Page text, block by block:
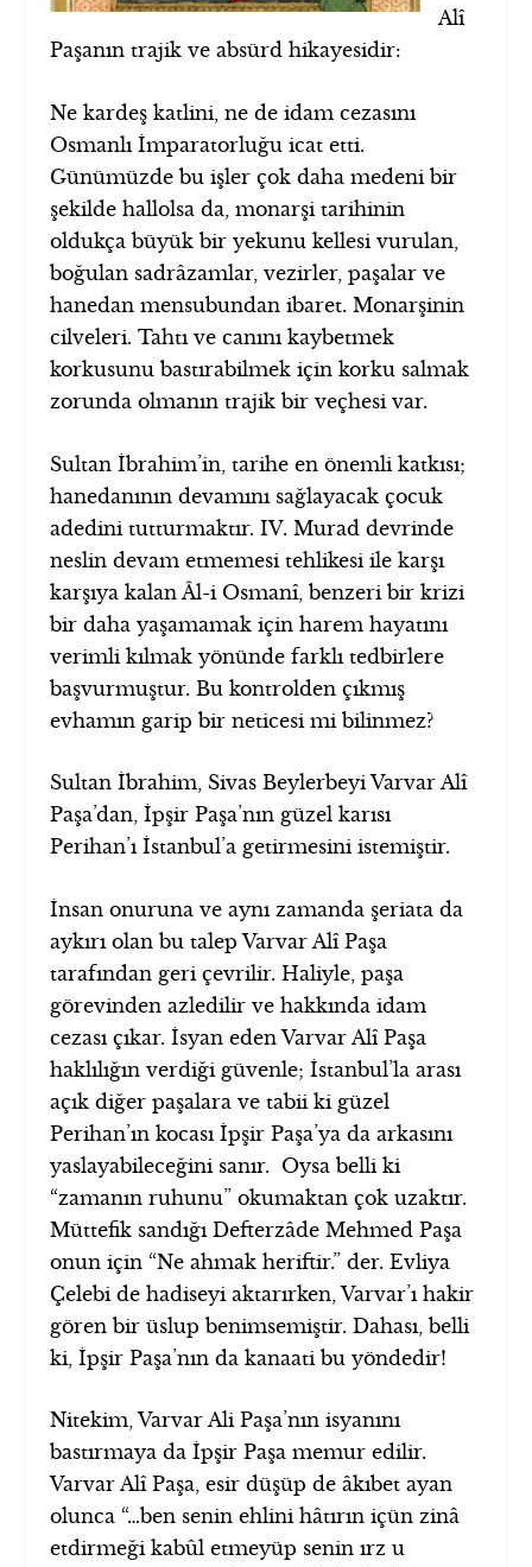
Alî
Paşanın trajik ve absürd hikayesidir:
Ne kardeş katlini, ne de idam cezasını
Osmanlı İmparatorluğu icat etti.
Günümüzde bu işler çok daha medeni bir
şekilde hallolsa da, monarşi tarihinin
oldukça büyük bir yekunu kellesi vurulan,
boğulan sadrâzamlar, vezirler, paşalar ve
hanedan mensubundan ibaret. Monarşinin
cilveleri. Tahtı ve canını kaybetmek
korkusunu bastırabilmek için korku salmak
zorunda olmanın trajik bir veçhesi var.
Sultan İbrahim’in, tarihe en önemli katkısı;
hanedanının devamını sağlayacak çocuk
adedini tutturmaktır. IV. Murad devrinde
neslin devam etmemesi tehlikesi ile karşı
karşıya kalan Âl-i Osmanî, benzeri bir krizi
bir daha yaşamamak için harem hayatını
verimli kılmak yönünde farklı tedbirlere
başvurmuştur. Bu kontrolden çıkmış
evhamın garip bir neticesi mi bilinmez?
Sultan İbrahim, Sivas Beylerbeyi Varvar Alî
Paşa’dan, İpşir Paşa’nın güzel karısı
Perihan’ı İstanbul’a getirmesini istemiştir.
İnsan onuruna ve aynı zamanda şeriata da
aykırı olan bu talep Varvar Alî Paşa
tarafından geri çevrilir. Haliyle, paşa
görevinden azledilir ve hakkında idam
cezası çıkar. İsyan eden Varvar Alî Paşa
haklılığın verdiği güvenle; İstanbul’la arası
açık diğer paşalara ve tabii ki güzel
Perihan’ın kocası İpşir Paşa’ya da arkasını
yaslayabileceğini sanır. Oysa belli ki
“zamanın ruhunu” okumaktan çok uzaktır.
Müttefik sandığı Defterzâde Mehmed Paşa
onun için “Ne ahmak heriftir.” der. Evliya
Çelebi de hadiseyi aktarırken, Varvar’ı hakir
gören bir üslup benimsemiştir. Dahası, belli
ki, İpşir Paşa’nın da kanaati bu yöndedir!
Nitekim, Varvar Ali Paşa’nın isyanını
bastırmaya da İpşir Paşa memur edilir.
Varvar Alî Paşa, esir düşüp de âkıbet ayan
olunca “…ben senin ehlini hâtırın içün zinâ
etdirmeği kabûl etmeyüp senin ırz u